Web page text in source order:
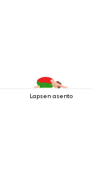
Lapsen asento